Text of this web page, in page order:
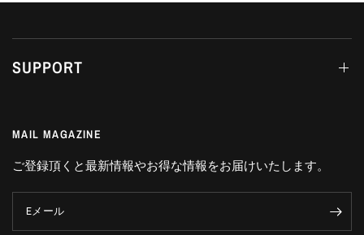
SUPPORT
MAIL MAGAZINE
ご登録頂くと最新情報やお得な情報をお届けいたします。
Eメール